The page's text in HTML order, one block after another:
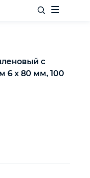
с
6 х 80 мм, 100